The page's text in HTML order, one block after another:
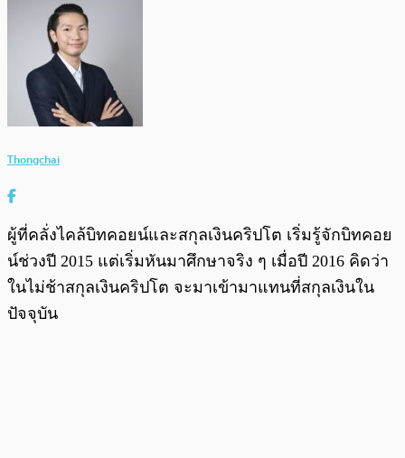
Thongchai
ผู้ที่คลั่งไคล้บิทคอยน์และสกุลเงินคริปโต เริ่มรู้จักบิทคอย
น์ช่วงปี 2015 แต่เริ่มหันมาศึกษาจริง ๆ เมื่อปี 2016 คิดว่า
ในไม่ช้าสกุลเงินคริปโต จะมาเข้ามาแทนที่สกุลเงินใน
ปัจจุบัน